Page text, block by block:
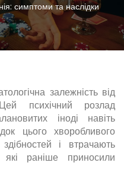
симптоми та наслідки
залежність від
психічний розлад
іноді навіть
цього хворобливого
і втрачають
раніше приносили